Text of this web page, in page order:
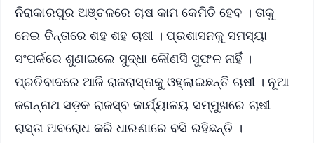
ନିରାକାରପୁର ଅଞ୍ଚଳରେ ଚାଷ କାମ କେମିତି ହେବ । ତାକୁ
ନେଇ ଚିନ୍ତାରେ ଶହ ଶହ ଚାଷୀ । ପ୍ରଶାସନକୁ ସମସ୍ୟା
ସଂପର୍କରେ ଶୁଣାଇଲେ ସୁଦ୍ଧା କୌଣସି ସୁଫଳ ନାହିଁ ।
ପ୍ରତିବାଦରେ ଆଜି ରାଜରାସ୍ତାକୁ ଓହ୍ଲାଇଛନ୍ତି ଚାଷୀ । ନୂଆ
ଜଗନ୍ନାଥ ସଡ଼କ ରାଜସ୍ବ କାର୍ଯ୍ୟାଳୟ ସମ୍ମୁଖରେ ଚାଷୀ
ରାସ୍ତା ଅବରୋଧ କରି ଧାରଣାରେ ବସି ରହିଛନ୍ତି ।